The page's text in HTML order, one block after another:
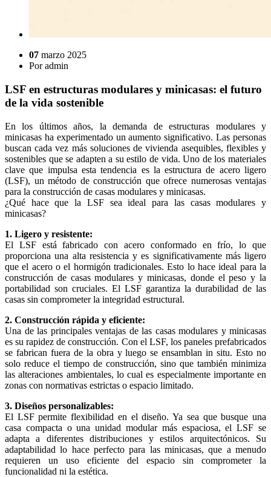
07 marzo 2025
Poradmin
LSF en estructuras modulares y minicasas: el futuro
de la vida sostenible
En los últimos años, la demanda de estructuras modulares y
minicasas ha experimentado un aumento significativo. Las personas
buscan cada vez más soluciones de vivienda asequibles, flexibles y
sostenibles que se adapten a su estilo de vida. Uno de los materiales
clave que impulsa esta tendencia es la estructura de acero ligero
(LSF), un método de construcción que ofrece numerosas ventajas
para la construcción de casas modulares y minicasas.
¿Qué hace que la LSF sea ideal para las casas modulares y
minicasas?
1. Ligero y resistente:
El LSF está fabricado con acero conformado en frío, lo que
proporciona una alta resistencia y es significativamente más ligero
que el acero o el hormigón tradicionales. Esto lo hace ideal para la
construcción de casas modulares y minicasas, donde el peso y la
portabilidad son cruciales. El LSF garantiza la durabilidad de las
casas sin comprometer la integridad estructural.
2. Construcción rápida y eficiente:
Una de las principales ventajas de las casas modulares y minicasas
es su rapidez de construcción. Con el LSF, los paneles prefabricados
se fabrican fuera de la obra y luego se ensamblan in situ. Esto no
solo reduce el tiempo de construcción, sino que también minimiza
las alteraciones ambientales, lo cual es especialmente importante en
zonas con normativas estrictas o espacio limitado.
3. Diseños personalizables:
El LSF permite flexibilidad en el diseño. Ya sea que busque una
casa compacta o una unidad modular más espaciosa, el LSF se
adapta a diferentes distribuciones y estilos arquitectónicos. Su
adaptabilidad lo hace perfecto para las minicasas, que a menudo
requieren un uso eficiente del espacio sin comprometer la
funcionalidad ni la estética.